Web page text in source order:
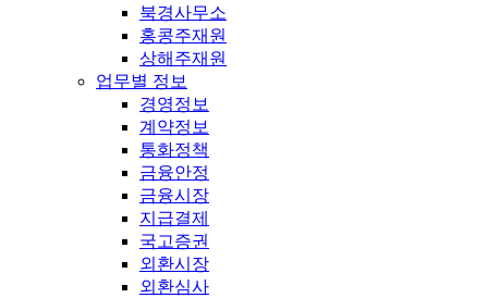
북경사무소
홍콩주재원
상해주재원
업무별 정보
경영정보
계약정보
통화정책
금융안정
금융시장
지급결제
국고증권
외환시장
외환심사